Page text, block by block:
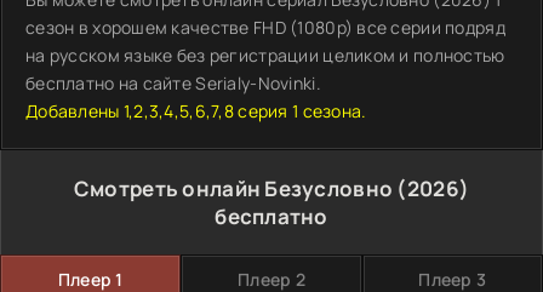
сезон в хорошем качестве FHD (1080p) все серии подряд
на русском языке без регистрации целиком и полностью
бесплатно на сайте Serialy-Novinki.
Добавлены 1,2,3,4,5,6,7,8 серия 1 сезона.
Смотреть онлайн Безусловно (2026)
бесплатно
Плеер 1 Плеер 2 Плеер 3